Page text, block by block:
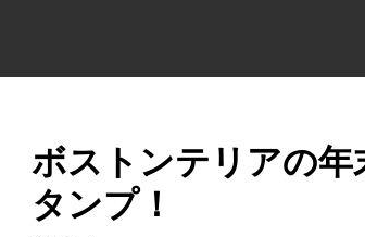
ボストンテリアの年
タンプ！